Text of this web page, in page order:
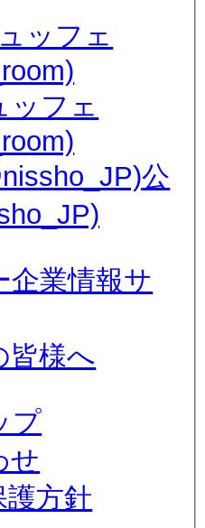
ッフェ
公
企業情報サ
皆様へ
プ
せ
護方針